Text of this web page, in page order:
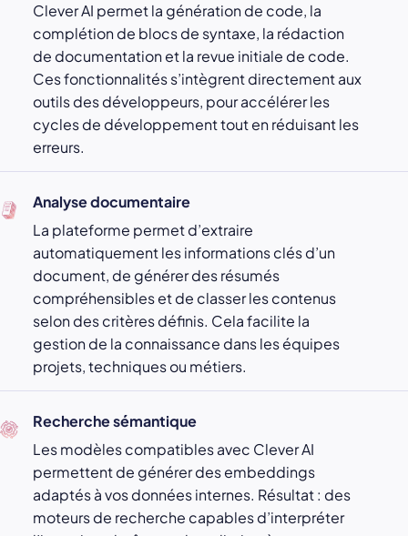
Clever AI permet la génération de code, la
complétion de blocs de syntaxe, la rédaction
de documentation et la revue initiale de code.
Ces fonctionnalités s’intègrent directement aux
outils des développeurs, pour accélérer les
cycles de développement tout en réduisant les
erreurs.
Analyse documentaire
La plateforme permet d’extraire
automatiquement les informations clés d’un
document, de générer des résumés
compréhensibles et de classer les contenus
selon des critères définis. Cela facilite la
gestion de la connaissance dans les équipes
projets, techniques ou métiers.
Recherche sémantique
Les modèles compatibles avec Clever AI
permettent de générer des embeddings
adaptés à vos données internes. Résultat : des
moteurs de recherche capables d’interpréter